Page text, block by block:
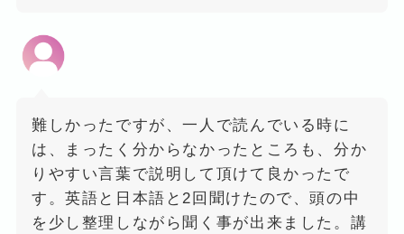
難しかったですが、一人で読んでいる時に
は、まったく分からなかったところも、分か
りやすい言葉で説明して頂けて良かったで
す。英語と日本語と2回聞けたので、頭の中
を少し整理しながら聞く事が出来ました。講